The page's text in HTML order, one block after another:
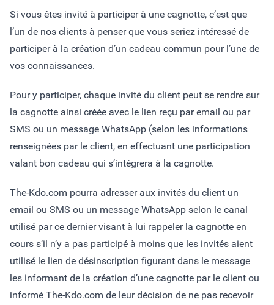
Si vous êtes invité à participer à une cagnotte, c’est que
l’un de nos clients à penser que vous seriez intéressé de
participer à la création d’un cadeau commun pour l’une de
vos connaissances.
Pour y participer, chaque invité du client peut se rendre sur
la cagnotte ainsi créée avec le lien reçu par email ou par
SMS ou un message WhatsApp (selon les informations
renseignées par le client, en effectuant une participation
valant bon cadeau qui s’intégrera à la cagnotte.
The-Kdo.com pourra adresser aux invités du client un
email ou SMS ou un message WhatsApp selon le canal
utilisé par ce dernier visant à lui rappeler la cagnotte en
cours s’il n’y a pas participé à moins que les invités aient
utilisé le lien de désinscription figurant dans le message
les informant de la création d’une cagnotte par le client ou
informé The-Kdo.com de leur décision de ne pas recevoir